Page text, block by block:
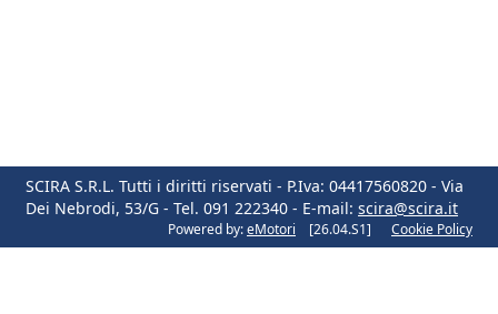
SCIRA S.R.L. Tutti i diritti riservati - P.Iva: 04417560820 - Via
Dei Nebrodi, 53/G - Tel. 091 222340 - E-mail: scira@scira.it
Powered by:eMotori [26.04.S1] Cookie Policy